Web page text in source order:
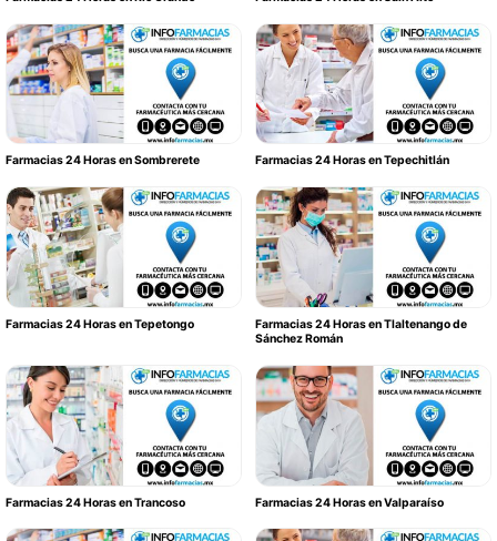
Farmacias 24 Horas en Sombrerete Farmacias 24 Horas en Tepechitlán
Farmacias 24 Horas en Tepetongo
Farmacias 24 Horas en Tlaltenango de
Sánchez Román
Farmacias 24 Horas en Trancoso Farmacias 24 Horas en Valparaíso